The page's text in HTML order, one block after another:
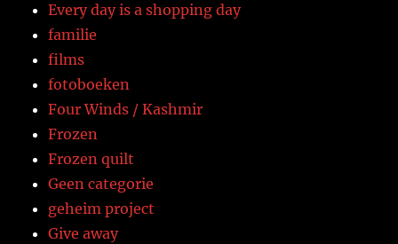
Every day is a shopping day
familie
films
fotoboeken
Four Winds / Kashmir
Frozen
Frozen quilt
Geen categorie
geheim project
Give away